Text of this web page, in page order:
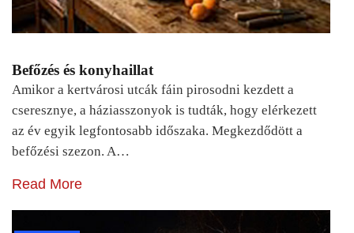
Befőzés és konyhaillat
Amikor a kertvárosi utcák fáin pirosodni kezdett a
cseresznye, a háziasszonyok is tudták, hogy elérkezett
az év egyik legfontosabb időszaka. Megkezdődött a
befőzési szezon. A…
Read More